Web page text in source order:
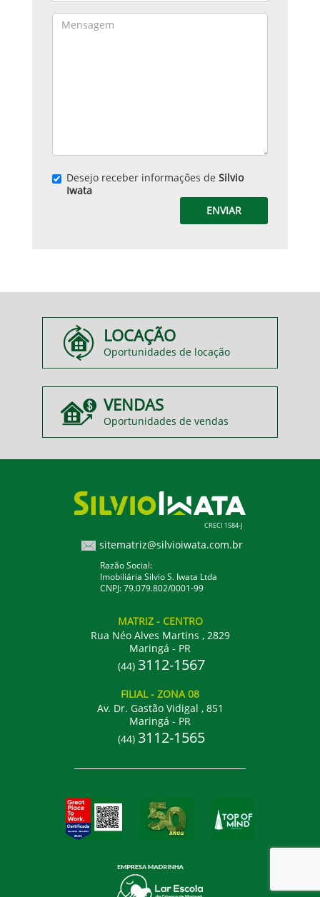
Desejo receber informações de Silvio
Iwata
ENVIAR
LOCAÇÃO
Oportunidades de locação
VENDAS
Oportunidades de vendas
CRECI 1584-J
sitematriz@silvioiwata.com.br
Razão Social:
Imobiliária Silvio S. Iwata Ltda
CNPJ: 79.079.802/0001-99
MATRIZ - CENTRO
Rua Néo Alves Martins , 2829
Maringá - PR
(44) 3112-1567
FILIAL- ZONA 08
Av. Dr. Gastão Vidigal , 851
Maringá - PR
(44) 3112-1565